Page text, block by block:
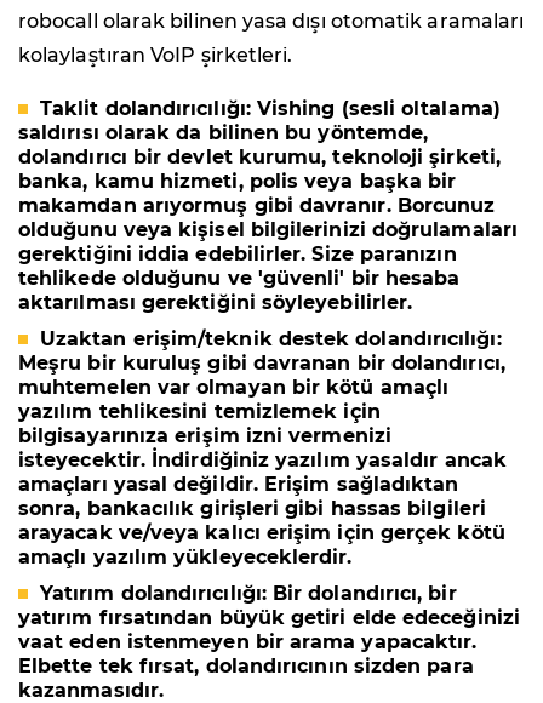
robocall olarak bilinen yasa dışı otomatik aramaları
kolaylaştıran VoIP şirketleri.
Taklit dolandırıcılığı: Vishing (sesli oltalama)
saldırısı olarak da bilinen bu yöntemde,
dolandırıcı bir devlet kurumu, teknoloji şirketi,
banka, kamu hizmeti, polis veya başka bir
makamdan arıyormuş gibi davranır. Borcunuz
olduğunu veya kişisel bilgilerinizi doğrulamaları
gerektiğini iddia edebilirler. Size paranızın
tehlikede olduğunu ve 'güvenli' bir hesaba
aktarılması gerektiğini söyleyebilirler.
Uzaktan erişim/teknik destek dolandırıcılığı:
Meşru bir kuruluş gibi davranan bir dolandırıcı,
muhtemelen var olmayan bir kötü amaçlı
yazılım tehlikesini temizlemek için
bilgisayarınıza erişim izni vermenizi
isteyecektir. İndirdiğiniz yazılım yasaldır ancak
amaçları yasal değildir. Erişim sağladıktan
sonra, bankacılık girişleri gibi hassas bilgileri
arayacak ve/veya kalıcı erişim için gerçek kötü
amaçlı yazılım yükleyeceklerdir.
Yatırım dolandırıcılığı:Bir dolandırıcı, bir
yatırım fırsatından büyük getiri elde edeceğinizi
vaat eden istenmeyen bir arama yapacaktır.
Elbette tek fırsat, dolandırıcının sizden para
kazanmasıdır.